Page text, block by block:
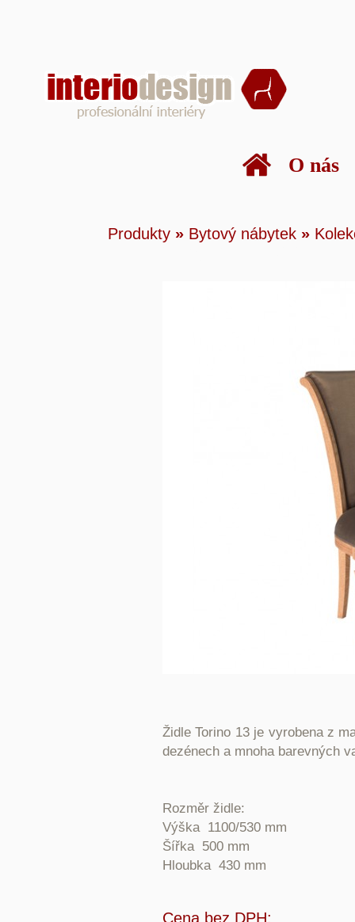
O nás
Produkty » Bytový nábytek »
Produkty » Bytový
Židle Torino 13 je vyrobena z
dezénech a mnoha barevných
Rozměr židle:
Výška 1100/530 mm
Šířka 500 mm
Hloubka 430 mm
Cena bez DPH: